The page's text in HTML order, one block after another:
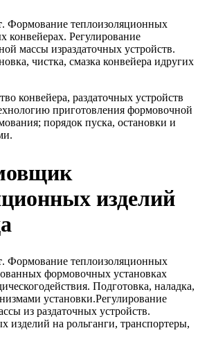
. Формование теплоизоляционных
конвейерах. Регулирование
массы израздаточных устройств.
чистка, смазка конвейера идругих
конвейера, раздаточных устройств
приготовления формовочной
порядок пуска, остановки и
изделий
. Формование теплоизоляционных
формовочных установках
Подготовка, наладка,
установки.Регулирование
из раздаточных устройств.
изделий на рольганги, транспортеры,